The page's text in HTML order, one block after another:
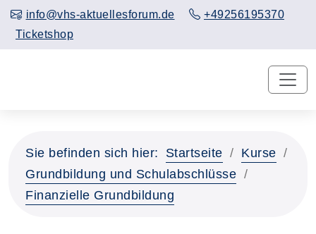
info@vhs-aktuellesforum.de
+49256195370
Ticketshop
Sie befinden sich hier: Startseite
Kurse
Grundbildung und Schulabschlüsse
Finanzielle Grundbildung